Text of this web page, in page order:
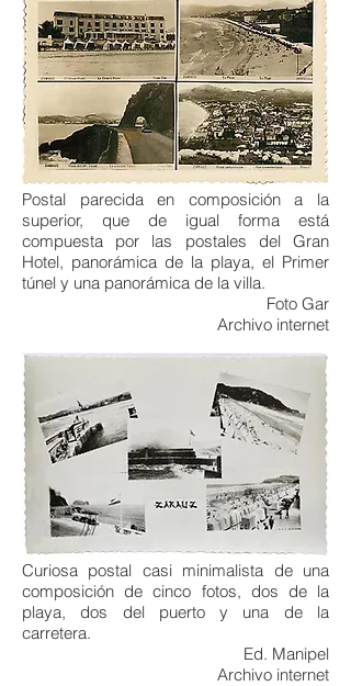
Postal parecida en composición a la
superior, que de igual forma está
compuesta por las postales del Gran
Hotel, panorámica de la playa, el Primer
túnel y una panorámica de la villa.
Foto Gar
Archivo internet
Curiosa postal casi minimalista de una
composición de cinco fotos, dos de la
playa, dos del puerto y una de la
carretera.
Ed. Manipel
Archivo internet